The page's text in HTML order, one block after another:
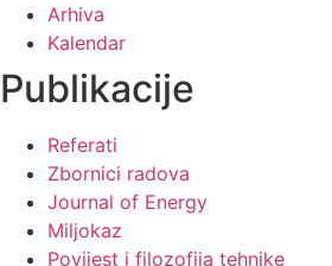
Arhiva
Kalendar
Publikacije
Referati
Zbornici radova
Journal of Energy
Miljokaz
Povijest i filozofija tehnike